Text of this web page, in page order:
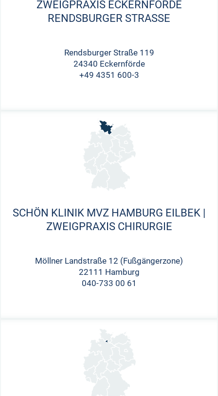
ZWEIGPRAXIS ECKERNFÖRDE
RENDSBURGER STRASSE
Rendsburger Straße 119
24340 Eckernförde
+49 4351 600-3
SCHÖN KLINIK MVZ HAMBURG EILBEK |
ZWEIGPRAXIS CHIRURGIE
Möllner Landstraße 12 (Fußgängerzone)
22111 Hamburg
040-733 00 61